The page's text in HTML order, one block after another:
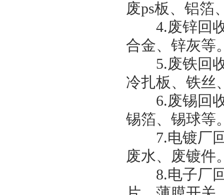
废ps板、铝箔
4.废锌回收:
合金、锌灰等
5.废铁回收:
冷扎板、铁丝
6.废锡回收:
锡箔、锡球等
7.电镀厂回
废水、废镀件
8.电子厂回